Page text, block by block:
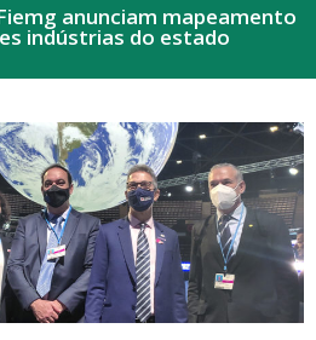
anunciam mapeamento
indústrias do estado